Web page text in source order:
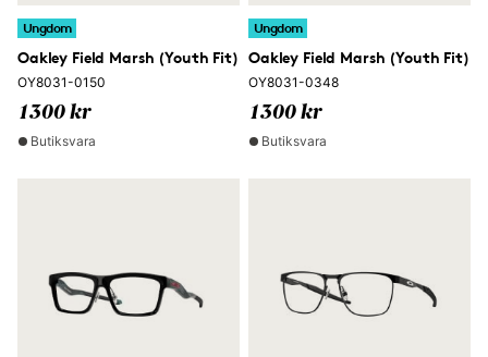
Ungdom
Oakley Field Marsh (Youth Fit)
OY8031-0150
1300 kr
Butiksvara
Ungdom
Oakley Field Marsh (Youth Fit)
OY8031-0348
1300 kr
Butiksvara